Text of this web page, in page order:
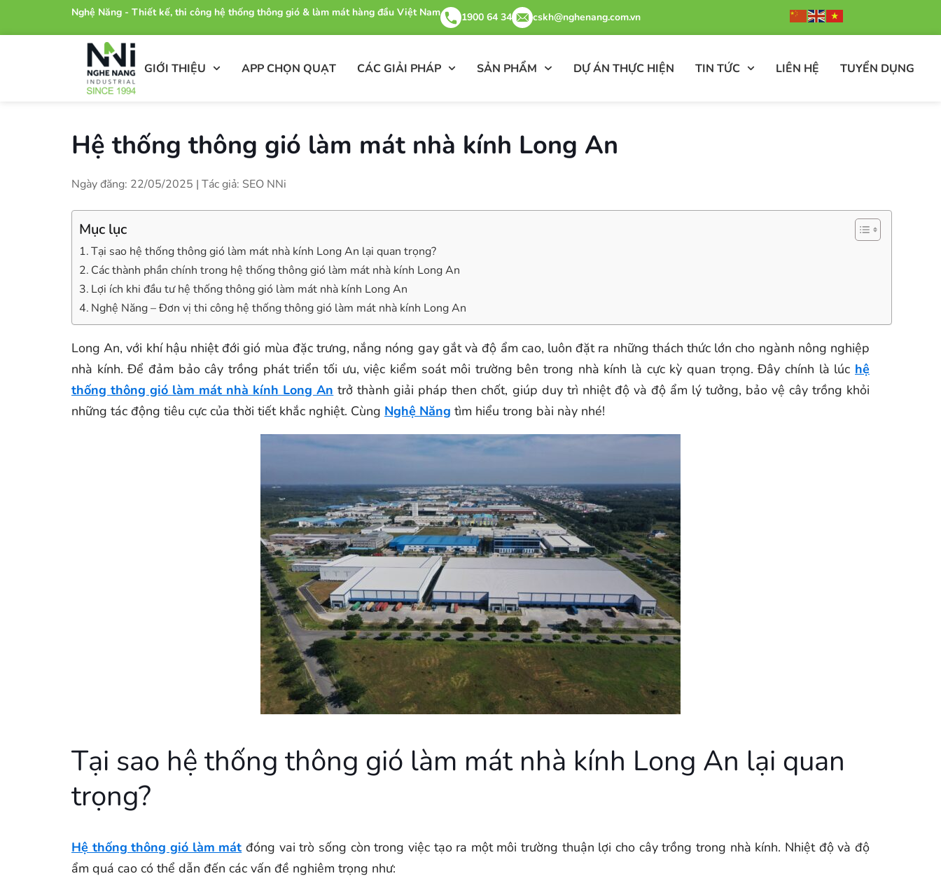
Nghệ Năng - Thiết kế, thi công hệ thống thông gió & làm mát hàng đầu Việt Nam 1900 64 34 cskh@nghenang.com.vn
GIỚI THIỆU APP CHỌN QUẠT CÁC GIẢI PHÁP SẢN PHẨM DỰ ÁN THỰC HIỆN TIN TỨC LIÊN HỆ TUYỂN DỤNG
Hệ thống thông gió làm mát nhà kính Long An
Ngày đăng: 22/05/2025 | Tác giả: SEO NNi
Mục lục
Tại sao hệ thống thông gió làm mát nhà kính Long An lại quan trọng?
Các thành phần chính trong hệ thống thông gió làm mát nhà kính Long An
Lợi ích khi đầu tư hệ thống thông gió làm mát nhà kính Long An
Nghệ Năng – Đơn vị thi công hệ thống thông gió làm mát nhà kính Long An
Long An, với khí hậu nhiệt đới gió mùa đặc trưng, nắng nóng gay gắt và độ ẩm cao, luôn đặt ra những thách thức lớn cho ngành nông nghiệp
nhà kính. Để đảm bảo cây trồng phát triển tối ưu, việc kiểm soát môi trường bên trong nhà kính là cực kỳ quan trọng. Đây chính là lúc hệ
thống thông gió làm mát nhà kính Long An trở thành giải pháp then chốt, giúp duy trì nhiệt độ và độ ẩm lý tưởng, bảo vệ cây trồng khỏi
những tác động tiêu cực của thời tiết khắc nghiệt. Cùng Nghệ Năng tìm hiểu trong bài này nhé!
Tại sao hệ thống thông gió làm mát nhà kính Long An lại quan
trọng?
Hệ thống thông gió làm mát đóng vai trò sống còn trong việc tạo ra một môi trường thuận lợi cho cây trồng trong nhà kính. Nhiệt độ và độ
ẩm quá cao có thể dẫn đến các vấn đề nghiêm trọng như: